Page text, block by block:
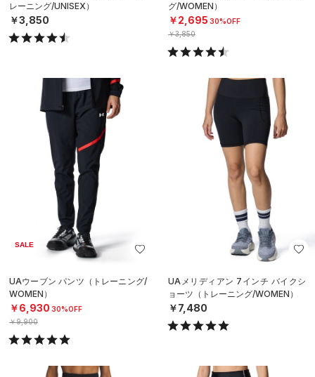
レーニング/UNISEX）
￥3,850
グ/WOMEN）
￥2,695 30%OFF
￥3,850
SALE
UAウーブン パンツ（トレーニング/
WOMEN）
￥6,930 30%OFF
￥9,900
UAメリディアン 7インチ バイクシ
ョーツ（トレーニング/WOMEN）
￥7,480